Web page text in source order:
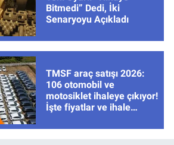
Bitmedi” Dedi, İki
Senaryoyu Açıkladı
TMSF araç satışı 2026:
106 otomobil ve
motosiklet ihaleye çıkıyor!
İşte fiyatlar ve ihale